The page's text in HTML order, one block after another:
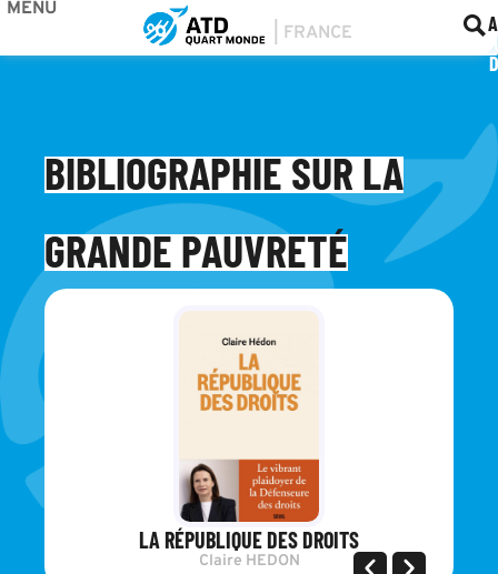
MENU
BIBLIOGRAPHIE SUR LA
GRANDE PAUVRETÉ
LA RÉPUBLIQUE DES DROITS
Claire HEDON